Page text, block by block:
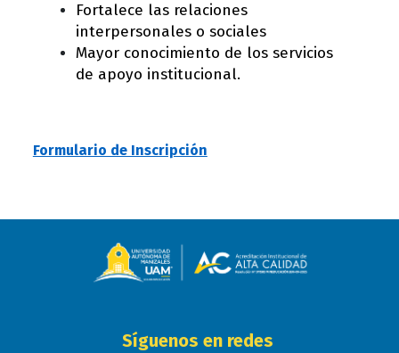
Fortalece las relaciones
interpersonales o sociales
Mayor conocimiento de los servicios
de apoyo institucional.
Formulario de Inscripción
Síguenos en redes